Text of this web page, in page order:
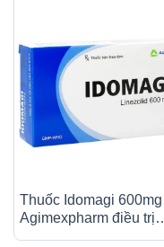
Thuốc Idomagi 600mg
Agimexpharm điều trị